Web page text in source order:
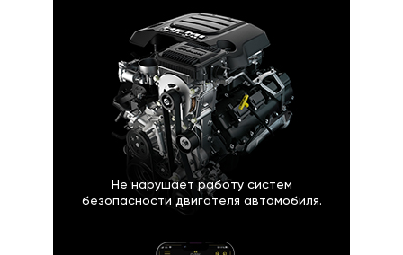
Не нарушает работу систем
безопасности двигателя автомобиля.